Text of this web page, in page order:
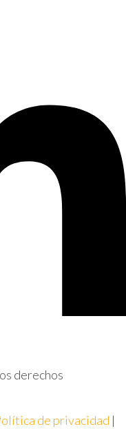
derechos
de privacidad |